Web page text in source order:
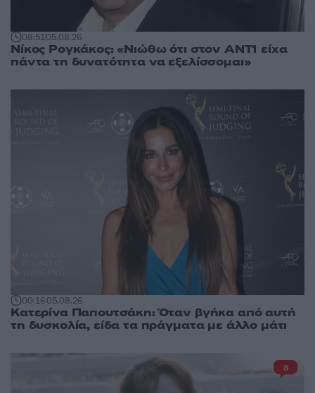
08:5105.08.26
Νίκος Ρογκάκος: «Νιώθω ότι στον ΑΝΤ1 είχα
πάντα τη δυνατότητα να εξελίσσομαι»
00:1605.08.26
Κατερίνα Παπουτσάκη: Όταν βγήκα από αυτή
τη δυσκολία, είδα τα πράγματα με άλλο μάτι
8